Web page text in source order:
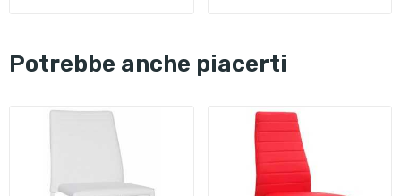
Potrebbe anche piacerti